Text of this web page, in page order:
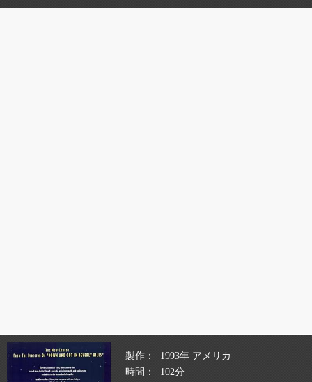
製作
1993年 アメリカ
時間
102分